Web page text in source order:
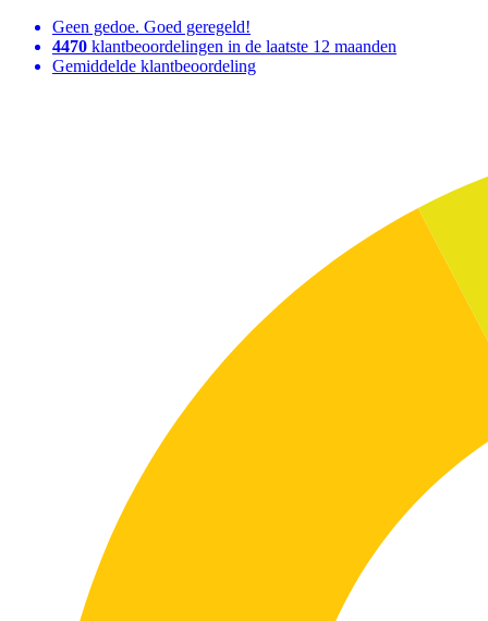
Geen gedoe. Goed geregeld!
4470 klantbeoordelingen in de laatste 12 maanden
Gemiddelde klantbeoordeling